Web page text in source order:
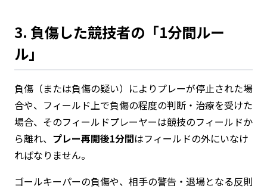
3. 負傷した競技者の「1分間ルー
ル」
負傷（または負傷の疑い）によりプレーが停止された場
合や、フィールド上で負傷の程度の判断・治療を受けた
場合、そのフィールドプレーヤーは競技のフィールドか
ら離れ、 プレー再開後1分間はフィールドの外にいなけ
ればなりません。
ゴールキーパーの負傷や、相手の警告・退場となる反則